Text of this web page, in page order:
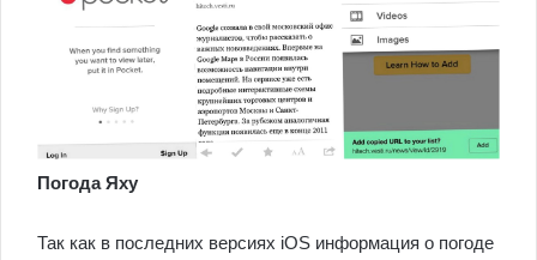
Погода Яху
Так как в последних версиях iOS информация о погоде